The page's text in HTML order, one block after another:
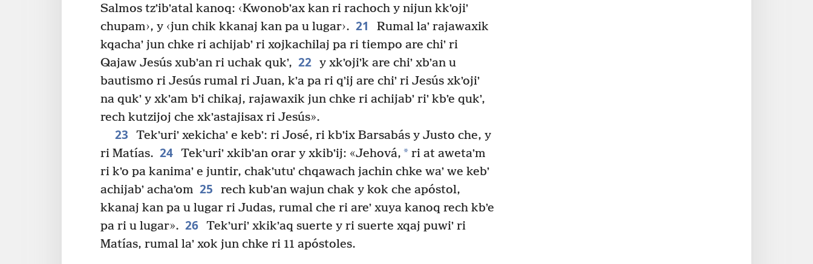
Salmos tzʼibʼatal kanoq: ‹Kwonobʼax kan ri rachoch y nijun kkʼojiʼ
chupam›, y ‹jun chik kkanaj kan pa u lugar›. 21
Rumal laʼ rajawaxik
kqachaʼ jun chke ri achijabʼ ri xojkachilaj pa ri tiempo are chiʼ ri
Qajaw Jesús xubʼan ri uchak qukʼ, 22 y xkʼojiʼk are chiʼ xbʼan u
bautismo ri Jesús rumal ri Juan, kʼa pa ri qʼij are chiʼ ri Jesús xkʼojiʼ
na qukʼ y xkʼam bʼi chikaj, rajawaxik jun chke ri achijabʼ riʼ kbʼe qukʼ,
rech kutzijoj che xkʼastajisax ri Jesús».
23
Tekʼuriʼ xekichaʼ e kebʼ: ri José, ri kbʼix Barsabás y Justo che, y
ri Matías. 24 Tekʼuriʼ xkibʼan orar y xkibʼij: «Jehová, *ri at awetaʼm
ri kʼo pa kanimaʼ e juntir, chakʼutuʼ chqawach jachin chke waʼ we kebʼ
achijabʼ achaʼom 25
rech kubʼan wajun chak y kok che apóstol,
kkanaj kan pa u lugar ri Judas, rumal che ri areʼ xuya kanoq rech kbʼe
pa ri u lugar». 26 Tekʼuriʼ xkikʼaq suerte y ri suerte xqaj puwiʼ ri
Matías, rumal laʼ xok jun chke ri 11 apóstoles.